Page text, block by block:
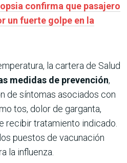
confirma que pasajero
un fuerte golpe en la
la cartera de Salud
medidas de prevención,
de síntomas asociados con
tos, dolor de garganta,
recibir tratamiento indicado.
puestos de vacunación
la influenza.